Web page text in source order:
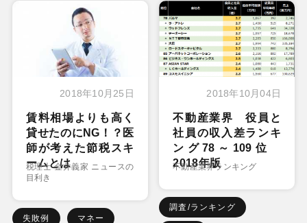
2018年10月25日
賃料相場よりも高く
貸せたのにNG！？医
師が考えた節税スキ
ームとは
税理士 金井義家 ニュースの
目利き
失敗例 マネー
2018年10月04日
不動産業界 役員と
社員の収入差ランキ
ング78～109位
2018年版
不動産業界ランキング
調査/ランキング